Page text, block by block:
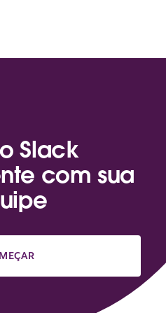
Slack
com sua